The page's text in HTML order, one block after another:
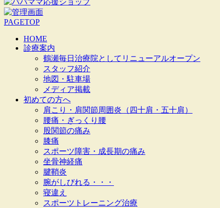
PAGETOP
HOME
診療案内
鶴瀬毎日治療院としてリニューアルオープン
スタッフ紹介
地図・駐車場
メディア掲載
初めての方へ
肩こり・肩関節周囲炎（四十肩・五十肩）
腰痛・ぎっくり腰
股関節の痛み
膝痛
スポーツ障害・成長期の痛み
坐骨神経痛
腱鞘炎
腕がしびれる・・・
寝違え
スポーツトレーニング治療